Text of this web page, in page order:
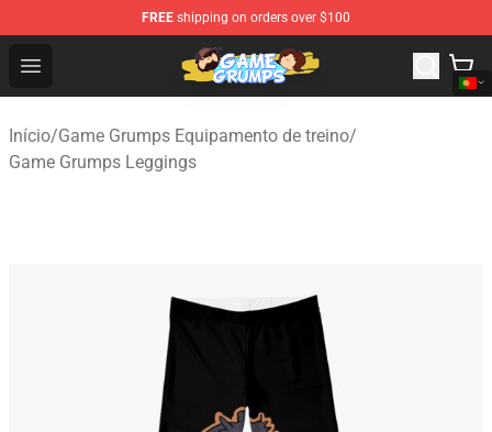
FREE shipping on orders over $100
Open menu
Game Grumps Shop - Official Game Grumps
Início/Game Grumps Equipamento de treino/
Game Grumps Leggings